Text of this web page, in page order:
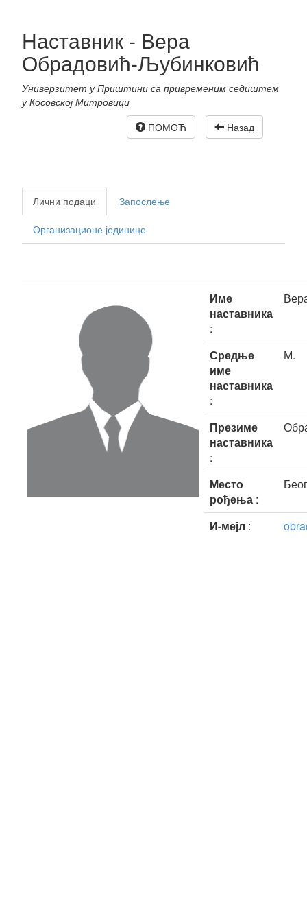
Наставник - Вера
Обрадовић-Љубинковић
Универзитет у Приштини са привременим седиштем
у Косовској Митровици
Назад
ПОМОЋ
Лични подаци Запослење
Организационе јединице
Име
наставника
:
Средње
име
наставника
:
М.
Презиме
наставника
:
Место
рођења :
И-мејл :